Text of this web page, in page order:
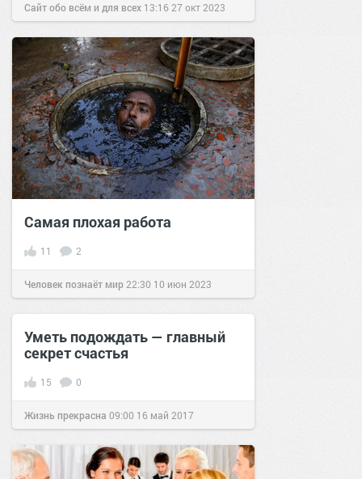
Сайт обо всём и для всех 13:16 27 окт 2023
Самая плохая работа
11 2
Человек познаёт мир 22:30 10 июн 2023
Уметь подождать — главный
секрет счастья
15 0
Жизнь прекрасна 09:00 16 май 2017